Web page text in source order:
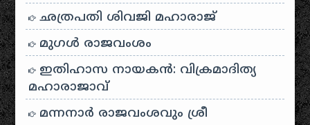
ഛത്രപതി ശിവജി മഹാരാജ്
മുഗൾ രാജവംശം
ഇതിഹാസ നായകൻ: വിക്രമാദിത്യ
മഹാരാജാവ്
മന്നനാർ രാജവംശവും ശ്രീ